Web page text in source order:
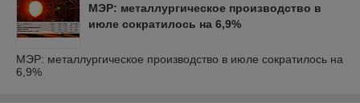
МЭР: металлургическое производство в
июле сократилось на 6,9%
МЭР: металлургическое производство в июле сократилось на
6,9%